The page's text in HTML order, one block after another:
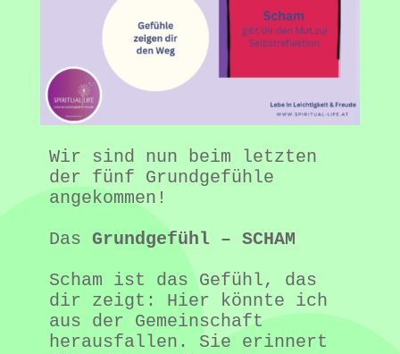
Wir sind nun beim letzten
der fünf Grundgefühle
angekommen!
Das Grundgefühl – SCHAM
Scham ist das Gefühl, das
dir zeigt: Hier könnte ich
aus der Gemeinschaft
herausfallen. Sie erinnert